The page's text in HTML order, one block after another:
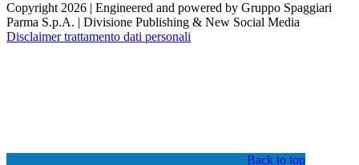
Copyright 2026 | Engineered and powered by Gruppo Spaggiari
Parma S.p.A. | Divisione Publishing & New Social Media
Disclaimer trattamento dati personali
Back to top